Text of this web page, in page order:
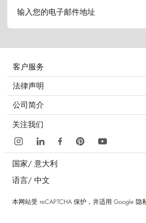
输入您的电子邮件地址
客户服务
法律声明
公司简介
关注我们
国家/ 意大利
语言/ 中文
本网站受 reCAPTCHA 保护，并适用 Google 隐